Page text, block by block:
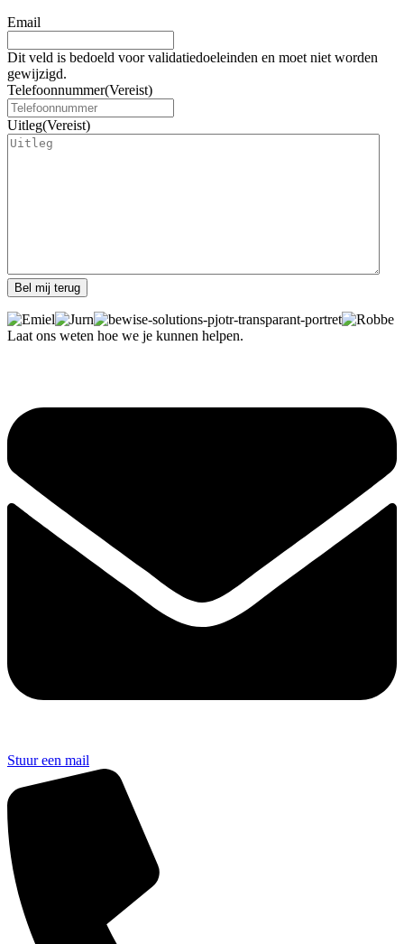
Email
Dit veld is bedoeld voor validatiedoeleinden en moet niet worden
gewijzigd.
Telefoonnummer(Vereist)
Uitleg(Vereist)
Laat ons weten hoe we je kunnen helpen.
Stuur een mail